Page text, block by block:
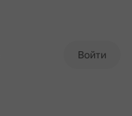
Войти